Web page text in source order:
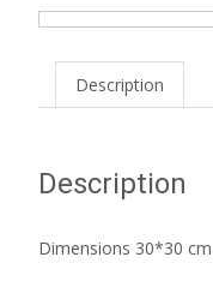
Description
Description
Dimensions 30*30